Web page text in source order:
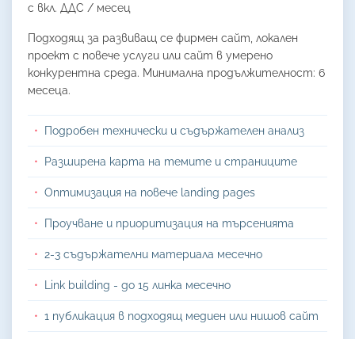
с вкл. ДДС / месец
Подходящ за развиващ се фирмен сайт, локален
проект с повече услуги или сайт в умерено
конкурентна среда. Минимална продължителност: 6
месеца.
Подробен технически и съдържателен анализ
Разширена карта на темите и страниците
Оптимизация на повече landing pages
Проучване и приоритизация на търсенията
2-3 съдържателни материала месечно
Link building - до 15 линка месечно
1 публикация в подходящ медиен или нишов сайт